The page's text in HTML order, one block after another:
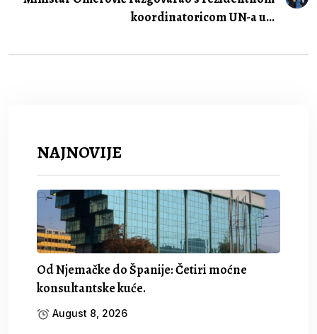
koordinatoricom UN-a u...
NAJNOVIJE
Od Njemačke do Španije: Četiri moćne
konsultantske kuće.
August 8, 2026